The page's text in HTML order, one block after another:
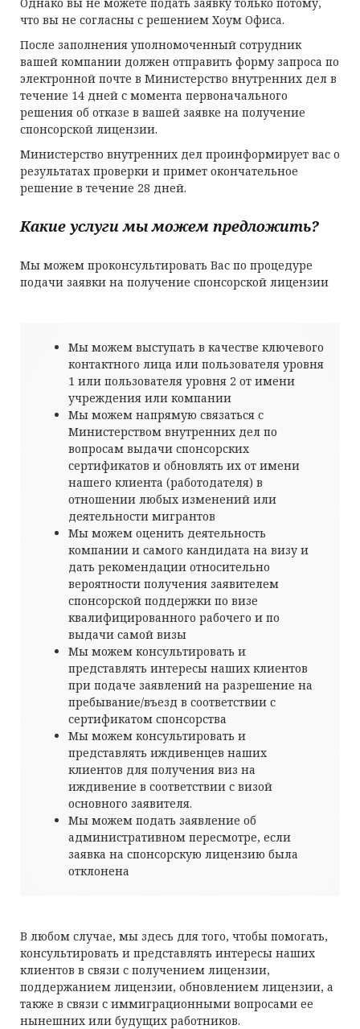
что вы не согласны с решением Хоум Офиса.
После заполнения уполномоченный сотрудник
вашей компании должен отправить форму запроса по
электронной почте в Министерство внутренних дел в
течение 14 дней с момента первоначального
решения об отказе в вашей заявке на получение
спонсорской лицензии.
Министерство внутренних дел проинформирует вас о
результатах проверки и примет окончательное
решение в течение 28 дней.
Какие услуги мы можем предложить?
Мы можем проконсультировать Вас по процедуре
подачи заявки на получение спонсорской лицензии
Мы можем выступать в качестве ключевого
контактного лица или пользователя уровня
1 или пользователя уровня 2 от имени
учреждения или компании
Мы можем напрямую связаться с
Министерством внутренних дел по
вопросам выдачи спонсорских
сертификатов и обновлять их от имени
нашего клиента (работодателя) в
отношении любых изменений или
деятельности мигрантов
Мы можем оценить деятельность
компании и самого кандидата на визу и
дать рекомендации относительно
вероятности получения заявителем
спонсорской поддержки по визе
квалифицированного рабочего и по
выдачи самой визы
Мы можем консультировать и
представлять интересы наших клиентов
при подаче заявлений на разрешение на
пребывание/въезд в соответствии с
сертификатом спонсорства
Мы можем консультировать и
представлять иждивенцев наших
клиентов для получения виз на
иждивение в соответствии с визой
основного заявителя.
Мы можем подать заявление об
административном пересмотре, если
заявка на спонсорскую лицензию была
отклонена
В любом случае, мы здесь для того, чтобы помогать,
консультировать и представлять интересы наших
клиентов в связи с получением лицензии,
поддержанием лицензии, обновлением лицензии, а
также в связи с иммиграционными вопросами ее
нынешних или будущих работников.